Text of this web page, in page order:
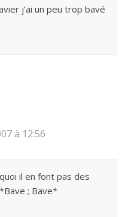
j’ai un peu trop bavé
à 12:56
il en font pas des
; Bave*